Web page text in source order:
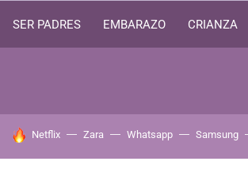
SER PADRES EMBARAZO CRIANZA
HOY SE HABLA DE
Netflix Zara Whatsapp Samsung